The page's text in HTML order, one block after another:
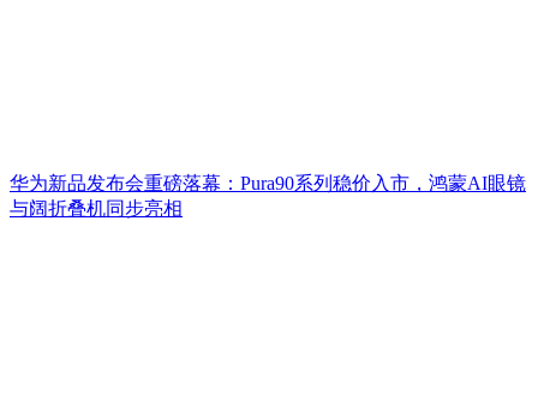
华为新品发布会重磅落幕：Pura90系列稳价入市，鸿蒙AI眼镜
与阔折叠机同步亮相